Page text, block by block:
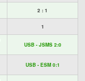
2 : 1
1
USB - JSMS 2:0
USB - ESM 0:1